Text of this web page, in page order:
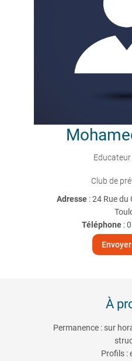
Club de
Adresse : 24 Rue du
Téléphone:
À
Permanence : sur
Profils :